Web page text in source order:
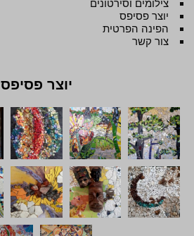
צילומים וסירטונים
יוצר פסיפס
הפינה הפרטית
צור קשר
יוצר פסיפס